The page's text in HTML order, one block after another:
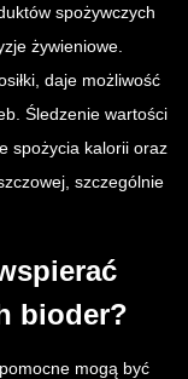
spożywczych
żywieniowe.
daje możliwość
Śledzenie wartości
spożycia kalorii oraz
szczególnie
bioder?
mogą być